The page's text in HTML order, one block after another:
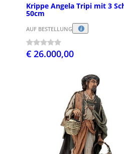
Krippe Angela Tripi mit 3
50cm
AUF BESTELLUNG
€ 26.000,00